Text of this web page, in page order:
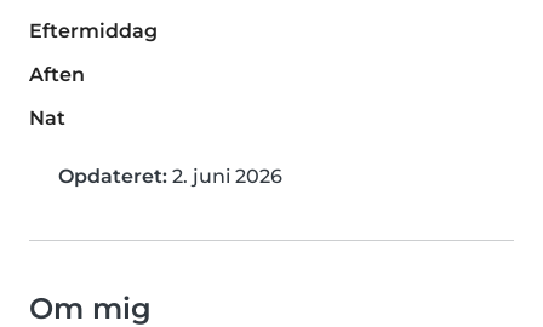
Eftermiddag
Aften
Nat
Opdateret: 2. juni 2026
Om mig